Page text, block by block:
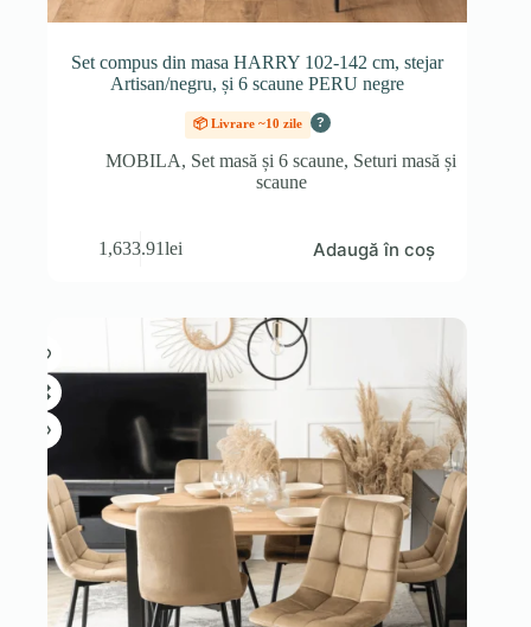
Set compus din masa HARRY 102-142 cm, stejar
Artisan/negru, și 6 scaune PERU negre
📦 Livrare ~10 zile ?
MOBILA, Set masă și 6 scaune, Seturi masă și
scaune
1,633.91lei Adaugă în coș